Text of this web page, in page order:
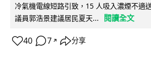
冷氣機電線短路引致，15 人吸入濃煙不適
議員郭浩景建議居民夏天...
閱讀全文
40 7 ↗ 分享